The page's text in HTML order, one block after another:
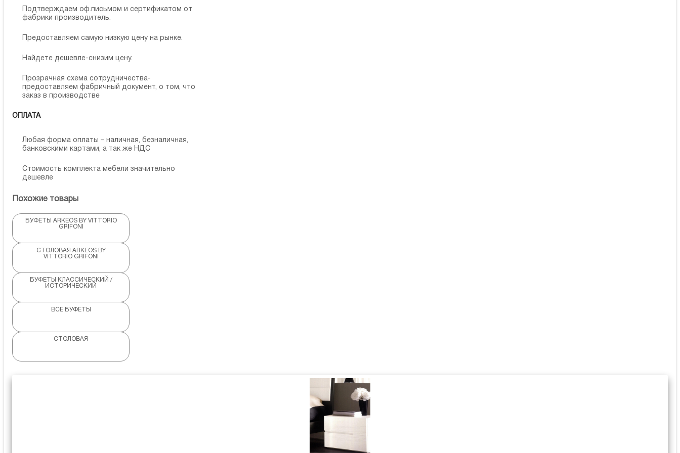
Подтверждаем оф.письмом и сертификатом от
фабрики производитель.
Предоставляем самую низкую цену на рынке.
Найдете дешевле-снизим цену.
Прозрачная схема сотрудничества-
предоставляем фабричный документ, о том, что
заказ в производстве
ОПЛАТА
Любая форма оплаты – наличная, безналичная,
банковскими картами, а так же НДС
Стоимость комплекта мебели значительно
дешевле
Похожие товары
БУФЕТЫ ARKEOS BY VITTORIO
GRIFONI
СТОЛОВАЯ ARKEOS BY
VITTORIO GRIFONI
БУФЕТЫ КЛАССИЧЕСКИЙ /
ИСТОРИЧЕСКИЙ
ВСЕ БУФЕТЫ
СТОЛОВАЯ